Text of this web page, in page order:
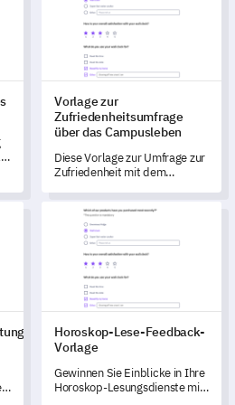
reibungsloser werden.
Vorlage zur
Zufriedenheitsumfrage
über das Campusleben
Diese Vorlage zur Umfrage zur
Zufriedenheit mit dem
Ihnen, verschiedene Aspekte
des Campuslebens zu
bewerten und wertvolle
Erkenntnisse zu gewinnen, die
Verbesserungen vorantreiben
können.
Formularvorlage
Horoskop-Lese-Feedback-
Horoskop-Lese-Feedback-
Vorlage
Gewinnen Sie Einblicke in Ihre
Horoskop-Lesungsdienste mit